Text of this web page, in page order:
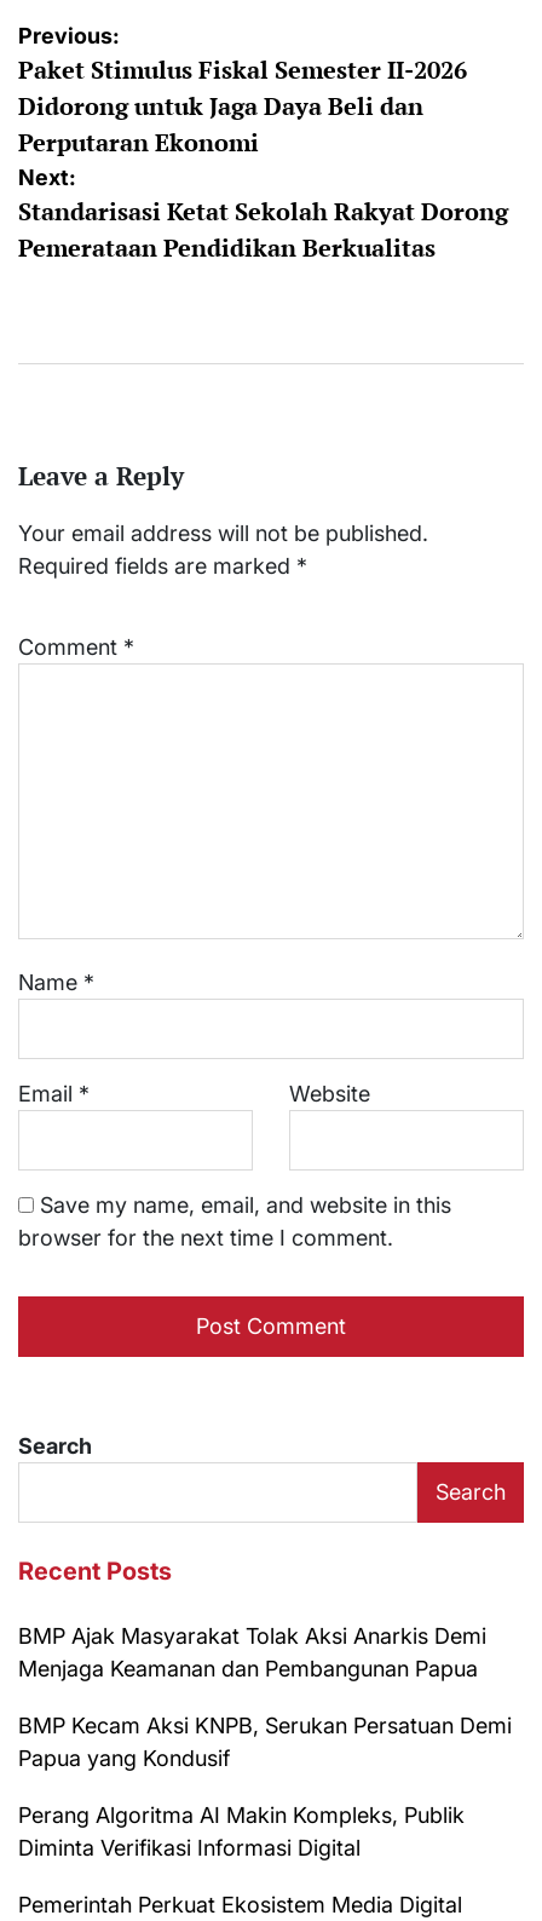
Post
navigation
Previous:
Paket Stimulus Fiskal Semester II-2026
Didorong untuk Jaga Daya Beli dan
Perputaran Ekonomi
Next:
Standarisasi Ketat Sekolah Rakyat Dorong
Pemerataan Pendidikan Berkualitas
Leave a Reply
Your email address will not be published.
Required fields are marked *
Comment *
Name *
Email * Website
Save my name, email, and website in this
browser for the next time I comment.
Search
Search
Recent Posts
BMP Ajak Masyarakat Tolak Aksi Anarkis Demi
Menjaga Keamanan dan Pembangunan Papua
BMP Kecam Aksi KNPB, Serukan Persatuan Demi
Papua yang Kondusif
Perang Algoritma AI Makin Kompleks, Publik
Diminta Verifikasi Informasi Digital
Pemerintah Perkuat Ekosistem Media Digital